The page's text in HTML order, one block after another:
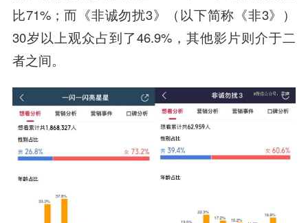
比71%；而《非诚勿扰3》（以下简称《非3》）
30岁以上观众占到了46.9%，其他影片则介于二
者之间。